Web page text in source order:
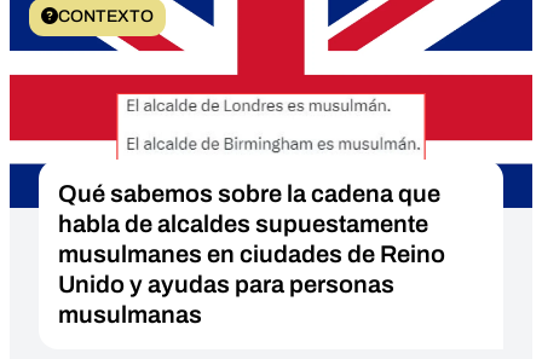
CONTEXTO
Qué sabemos sobre la cadena que
habla de alcaldes supuestamente
musulmanes en ciudades de Reino
Unido y ayudas para personas
musulmanas